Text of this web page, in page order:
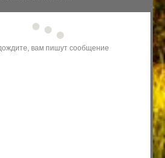
Я могу
Вас по нашим
проектам.